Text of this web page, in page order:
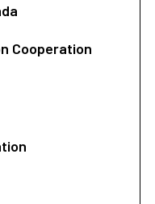
Cooperation